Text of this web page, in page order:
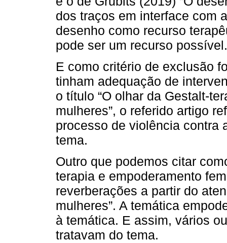
dos traços em interface com
desenho como recurso
pode ser um recurso possível.
E como critério de exclusão
tinham adequação de
o título “O olhar da Gestalt-
mulheres”, o referido artigo
processo de violência contra
tema.
Outro que podemos citar
terapia e empoderamento
reverberações a partir do
mulheres”. A temática
à temática. E assim, vários
tratavam do tema.